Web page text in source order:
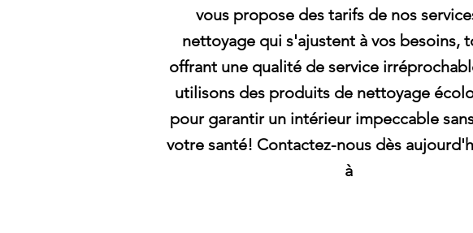
vous propose des tarifs de nos
nettoyage qui s'ajustent à vos besoins,
offrant une qualité de service
utilisons des produits de nettoyage
pour garantir un intérieur impeccable
votre santé! Contactez-nous dès
à